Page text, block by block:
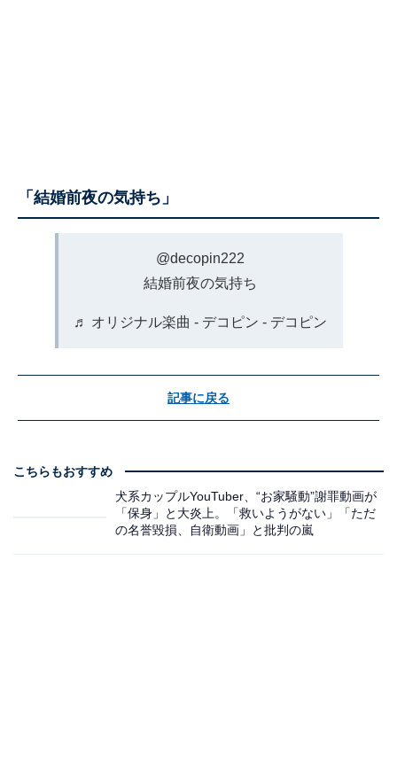
「結婚前夜の気持ち」
@decopin222
結婚前夜の気持ち
♬ オリジナル楽曲 - デコピン - デコピン
記事に戻る
こちらもおすすめ
犬系カップルYouTuber、“お家騒動”謝罪動画が
「保身」と大炎上。「救いようがない」「ただ
の名誉毀損、自衛動画」と批判の嵐